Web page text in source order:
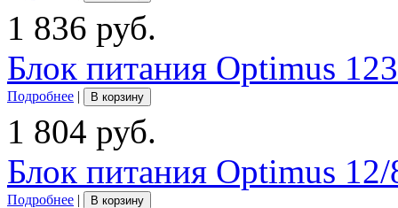
1 836 руб.
Блок питания Optimus
Подробнее | В корзину
1 804 руб.
Блок питания Optimus
Подробнее | В корзину